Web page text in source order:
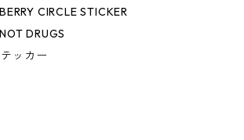
CIRCLE STICKER
DRUGS
ッカー